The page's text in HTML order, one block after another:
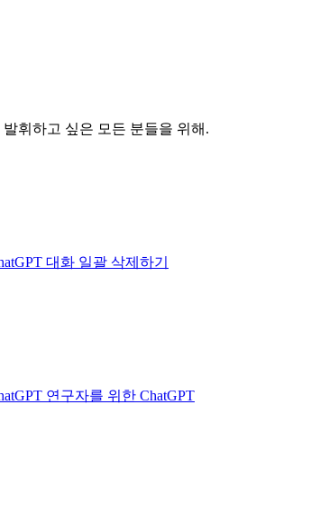
휘하고 싶은 모든 분들을 위해.
대화 일괄 삭제하기
연구자를 위한 ChatGPT